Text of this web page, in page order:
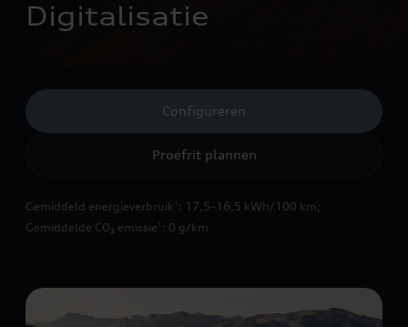
Digitalisatie
Configureren
Proefrit plannen
Gemiddeld energieverbruik 1 : 17,5–16,5 kWh/100 km;
Gemiddelde CO₂ emissie 1 : 0 g/km